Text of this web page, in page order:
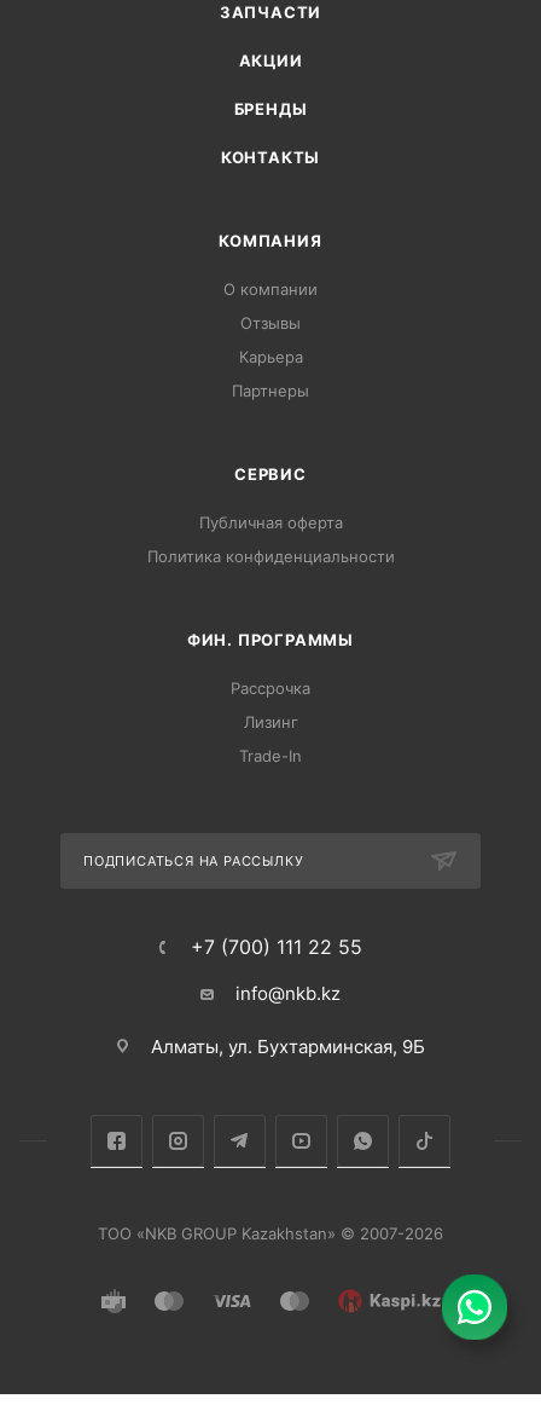
ЗАПЧАСТИ
АКЦИИ
БРЕНДЫ
КОНТАКТЫ
КОМПАНИЯ
О компании
Отзывы
Карьера
Партнеры
СЕРВИС
Публичная оферта
Политика конфиденциальности
ФИН. ПРОГРАММЫ
Рассрочка
Лизинг
Trade-In
ПОДПИСАТЬСЯ НА РАССЫЛКУ
+7 (700) 111 22 55
info@nkb.kz
Алматы, ул. Бухтарминская, 9Б
ТОО «NKB GROUP Kazakhstan» © 2007-2026